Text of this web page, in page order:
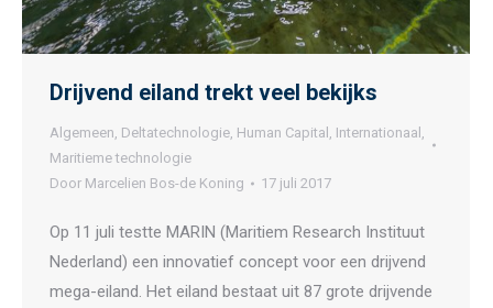
Drijvend eiland trekt veel bekijks
Algemeen, Deltatechnologie, Human Capital , Internationaal ,
Maritieme technologie
Door Marcelien Bos-de Koning 17 juli 2017
Op 11 juli testte MARIN (Maritiem Research Instituut
Nederland) een innovatief concept voor een drijvend
mega-eiland. Het eiland bestaat uit 87 grote drijvende